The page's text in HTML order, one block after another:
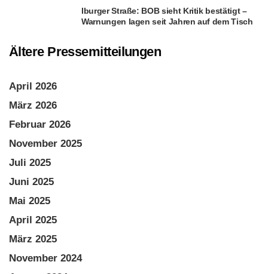
Iburger Straße: BOB sieht Kritik bestätigt –
Warnungen lagen seit Jahren auf dem Tisch
Ältere Pressemitteilungen
April 2026
März 2026
Februar 2026
November 2025
Juli 2025
Juni 2025
Mai 2025
April 2025
März 2025
November 2024